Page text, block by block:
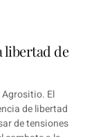
libertad de
Agrositio. El
de libertad
de tensiones